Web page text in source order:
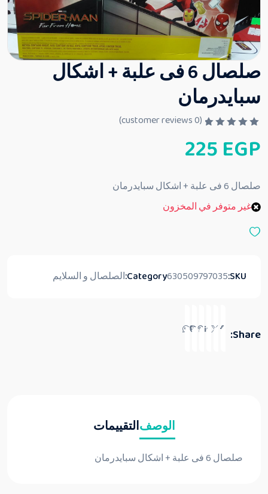
صلصال 6 فى علبة + اشكال
سبايدرمان
م
ا
ي
م
ن
(
0
225EGP
صلصال 6 فى علبة + اشكال سبايدرمان
غير متوفر في المخزون
SKU:
630509797035
Category: الصلصال و السلايم
Share:
الوصفالتقييمات
صلصال 6 فى علبة + اشكال سبايدرمان